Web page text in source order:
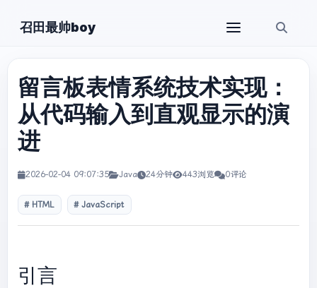
召田最帅boy
留言板表情系统技术实现：
从代码输入到直观显示的演
进
2026-02-04 09:07:35 Java 24分钟 443浏览 0评论
HTML JavaScript
引言